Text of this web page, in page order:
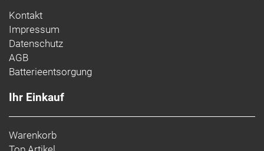
Kontakt
Impressum
Datenschutz
AGB
Batterieentsorgung
Ihr Einkauf
Warenkorb